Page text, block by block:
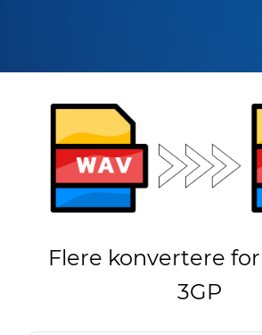
Flere konvertere
3GP